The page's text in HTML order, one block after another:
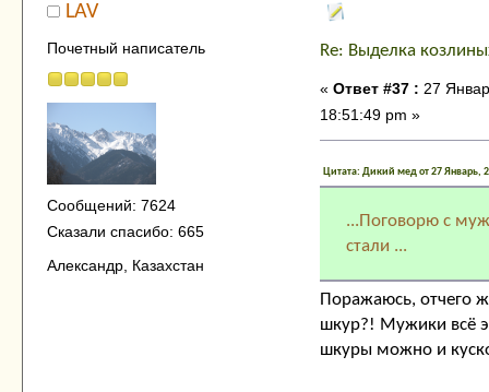
LAV
Почетный написатель
Сообщений: 7624
Сказали спасибо: 665
Александр, Казахстан
Re: Выделка
« Ответ #37 : 27
18:51:49 pm »
Цитата: Дикий мед от 27 Январь,
...Поговорю с
стали ...
Поражаюсь, отчего
шкур?! Мужики всё
шкуры можно и